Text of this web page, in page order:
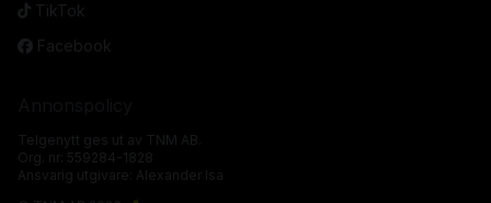
TikTok
Facebook
Telgenytt ges ut av TNM AB.
Org. nr: 559284-1828
Ansvarig utgivare: Alexander Isa